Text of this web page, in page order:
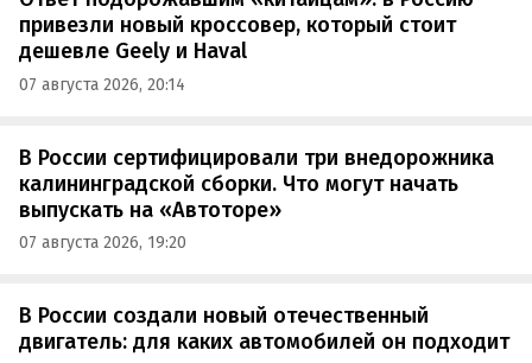
привезли новый кроссовер, который стоит
дешевле Geely и Haval
07 августа 2026, 20:14
В России сертифицировали три внедорожника
калининградской сборки. Что могут начать
выпускать на «Автоторе»
07 августа 2026, 19:20
В России создали новый отечественный
двигатель: для каких автомобилей он подходит